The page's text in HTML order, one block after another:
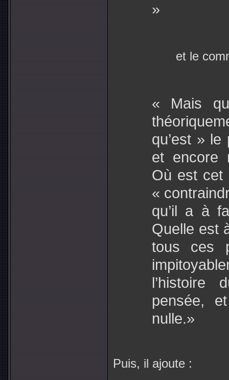
»
et le
« Mais
qu’est »
et encore
Où est cet
«
qu’il a à
Quelle est
tous ces
l’histoire
pensée,
nulle.»
Puis, il ajoute :